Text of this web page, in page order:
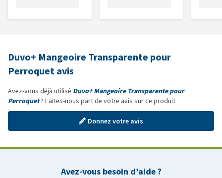
Duvo+ Mangeoire Transparente pour
Perroquet avis
Avez-vous déjà utilisé Duvo+ Mangeoire Transparente pour
Perroquet? Faites-nous part de votre avis sur ce produit
Donnez votre avis
Avez-vous besoin d’aide ?